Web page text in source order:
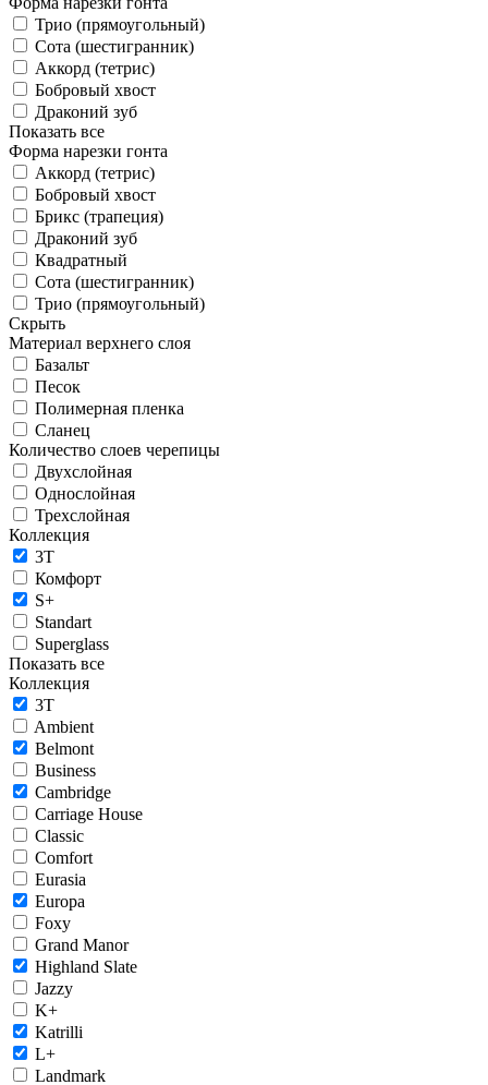
Трио (прямоугольный)
Сота (шестигранник)
Аккорд (тетрис)
Бобровый хвост
Драконий зуб
Показать все
Форма нарезки гонта
Аккорд (тетрис)
Бобровый хвост
Брикс (трапеция)
Драконий зуб
Квадратный
Сота (шестигранник)
Трио (прямоугольный)
Скрыть
Материал верхнего слоя
Базальт
Песок
Полимерная пленка
Сланец
Количество слоев черепицы
Двухслойная
Однослойная
Трехслойная
Коллекция
3T
Комфорт
S+
Standart
Superglass
Показать все
Коллекция
3T
Ambient
Belmont
Business
Cambridge
Carriage House
Classic
Comfort
Eurasia
Europa
Foxy
Grand Manor
Highland Slate
Jazzy
K+
Katrilli
L+
Landmark